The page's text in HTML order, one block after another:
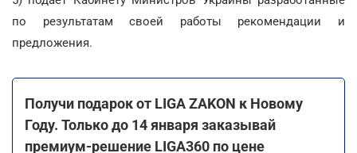
по результатам своей работы рекомендации и
предложения.
Получи подарок от LIGA ZAKON к Новому
Году. Только до 14 января заказывай
премиум-решение LIGA360 по цене